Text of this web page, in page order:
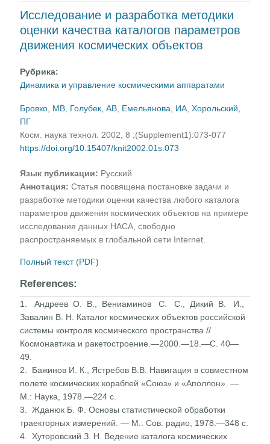
Исследование и разработка методики
оценки качества каталогов параметров
движения космических объектов
Рубрика:
Динамика и управление космическими аппаратами
Бровко, МВ Голубек, АВ Емельянова, ИА ,Хорольский,
ПГ
Косм. наука технол. 2002, 8 ;(Supplement1):073-077
https://doi.org/10.15407/knit2002.01s.073
Язык публикации: Русский
Аннотация:Статья посвящена постановке задачи и
разработке методики оценки качества любого каталога
параметров движения космических объектов на примере
исследования данных НАСА, свободно
распространяемых в глобальной сети Internet.
Полный текст (PDF)
References:
1. Андреев О. В., Вениаминов С. С., Дикий В. И.,
Завалин В. Н. Каталог космических объектов российской
системы контроля космического пространства //
Космонавтика и ракетостроение.—2000.—18.—С. 40—
49.
2. Бажинов И. К., Ястребов В.В. Навигация в совместном
полете космических кораблей «Союз» и «Аполлон». —
М.: Наука, 1978.—224 с.
3. Жданюк Б. Ф. Основы статистической обработки
траекторных измерений. — М.: Сов. радио, 1978.—348 с.
4. Хуторовский З. Н. Ведение каталога космических